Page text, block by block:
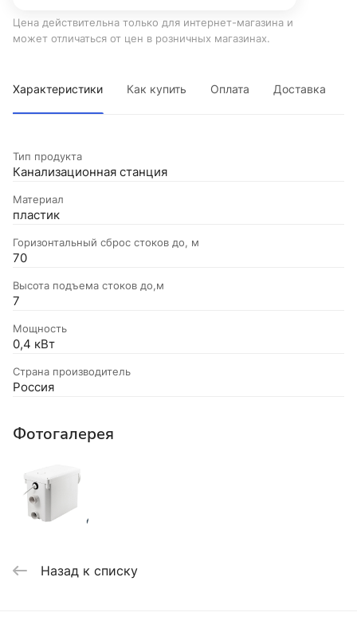
Цена действительна только для интернет-магазина и
может отличаться от цен в розничных магазинах.
Характеристики Как купить Оплата Доставка
Тип продукта
Канализационная станция
Материал
пластик
Горизонтальный сброс стоков до, м
70
Высота подъема стоков до,м
7
Мощность
0,4 кВт
Страна производитель
Россия
Фотогалерея
Назад к списку